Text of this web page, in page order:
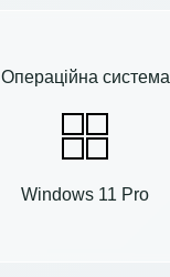
Операційна система
Windows 11 Pro